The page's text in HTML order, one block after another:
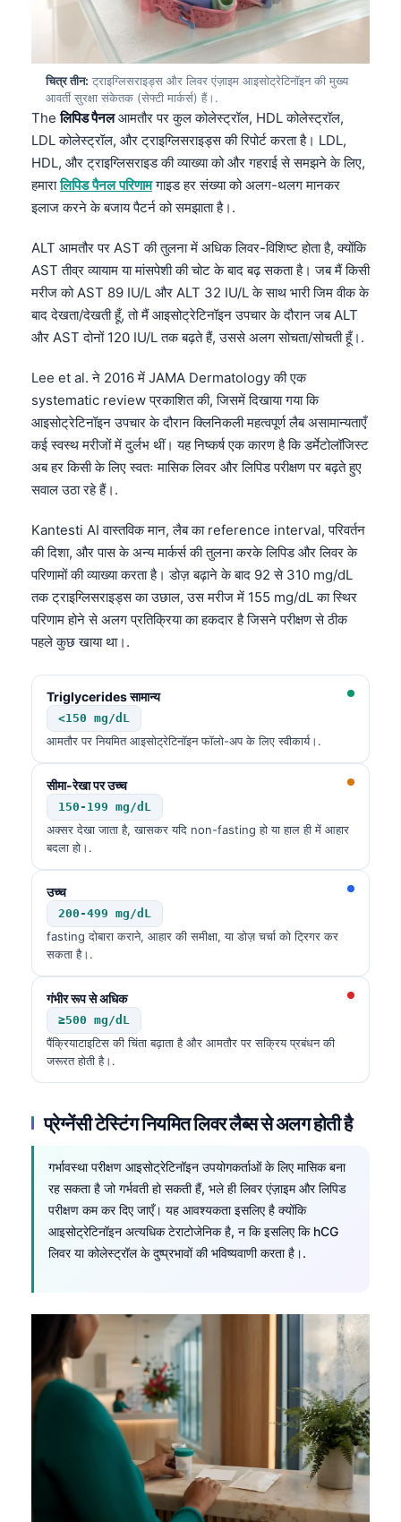
चित्र तीन: ट्राइग्लिसराइड्स और लिवर एंज़ाइम आइसोट्रेटिनॉइन की मुख्य
आवर्ती सुरक्षा संकेतक (सेफ्टी मार्कर्स) हैं।.
Theलिपिड पैनलआमतौर पर कुल कोलेस्ट्रॉल, HDL कोलेस्ट्रॉल,
LDL कोलेस्ट्रॉल, और ट्राइग्लिसराइड्स की रिपोर्ट करता है। LDL,
HDL, और ट्राइग्लिसराइड की व्याख्या को और गहराई से समझने के लिए,
हमारालिपिड पैनल परिणामगाइड हर संख्या को अलग-थलग मानकर
इलाज करने के बजाय पैटर्न को समझाता है।.
ALT आमतौर पर AST की तुलना में अधिक लिवर-विशिष्ट होता है, क्योंकि
AST तीव्र व्यायाम या मांसपेशी की चोट के बाद बढ़ सकता है। जब मैं किसी
मरीज को AST 89 IU/L और ALT 32 IU/L के साथ भारी जिम वीक के
बाद देखता/देखती हूँ, तो मैं आइसोट्रेटिनॉइन उपचार के दौरान जब ALT
और AST दोनों 120 IU/L तक बढ़ते हैं, उससे अलग सोचता/सोचती हूँ।.
Lee et al. ने 2016 में JAMA Dermatology की एक
systematic review प्रकाशित की, जिसमें दिखाया गया कि
आइसोट्रेटिनॉइन उपचार के दौरान क्लिनिकली महत्वपूर्ण लैब असामान्यताएँ
कई स्वस्थ मरीजों में दुर्लभ थीं। यह निष्कर्ष एक कारण है कि डर्मेटोलॉजिस्ट
अब हर किसी के लिए स्वतः मासिक लिवर और लिपिड परीक्षण पर बढ़ते हुए
सवाल उठा रहे हैं।.
Kantesti AI वास्तविक मान, लैब का reference interval, परिवर्तन
की दिशा, और पास के अन्य मार्कर्स की तुलना करके लिपिड और लिवर के
परिणामों की व्याख्या करता है। डोज़ बढ़ाने के बाद 92 से 310 mg/dL
तक ट्राइग्लिसराइड्स का उछाल, उस मरीज में 155 mg/dL का स्थिर
परिणाम होने से अलग प्रतिक्रिया का हकदार है जिसने परीक्षण से ठीक
पहले कुछ खाया था।.
Triglycerides सामान्य
<150 mg/dL
आमतौर पर नियमित आइसोट्रेटिनॉइन फॉलो-अप के लिए स्वीकार्य।.
सीमा-रेखा पर उच्च
150-199 mg/dL
अक्सर देखा जाता है, खासकर यदि non-fasting हो या हाल ही में आहार
बदला हो।.
उच्च
200-499 mg/dL
fasting दोबारा कराने, आहार की समीक्षा, या डोज़ चर्चा को ट्रिगर कर
सकता है।.
गंभीर रूप से अधिक
≥500 mg/dL
पैंक्रियाटाइटिस की चिंता बढ़ाता है और आमतौर पर सक्रिय प्रबंधन की
जरूरत होती है।.
प्रेग्नेंसी टेस्टिंग नियमित लिवर लैब्स से अलग होती है
गर्भावस्था परीक्षण आइसोट्रेटिनॉइन उपयोगकर्ताओं के लिए मासिक बना
रह सकता है जो गर्भवती हो सकती हैं, भले ही लिवर एंज़ाइम और लिपिड
परीक्षण कम कर दिए जाएँ। यह आवश्यकता इसलिए है क्योंकि
आइसोट्रेटिनॉइन अत्यधिक टेराटोजेनिक है, न कि इसलिए कि hCG
लिवर या कोलेस्ट्रॉल के दुष्प्रभावों की भविष्यवाणी करता है।.